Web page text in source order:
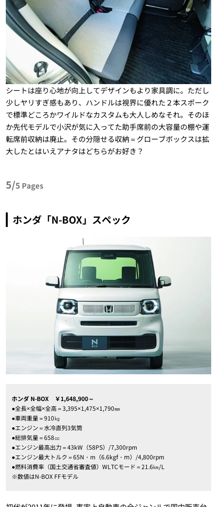
シートは座り心地が向上してデザインもより家具調に。ただし
少しヤリすぎ感もあり、ハンドルは視界に優れた２本スポーク
で標準どころかワイルドなカスタムも大人しめなそれ。そのほ
か先代モデルで小沢が気に入ってた助手席前の大容量の棚や運
転席前収納は廃止。その分隠せる収納＝グローブボックスは拡
大したとはいえアナタはどちらがお好き？
5/5 Pages
ホンダ「N-BOX」スペック
ホンダ N-BOX￥1,648,900～
●全長×全幅×全高＝3,395×1,475×1,790㎜
●車両重量＝910㎏
●エンジン＝水冷直列3気筒
●総排気量＝658㏄
●エンジン最高出力＝43kW（58PS）/7,300rpm
●エンジン最大トルク＝65N・m（6.6kgf・ⅿ）/4,800rpm
●燃料消費率（国土交通省審査値）WLTCモード＝21.6㎞/L
※数値はN-BOX FFモデル